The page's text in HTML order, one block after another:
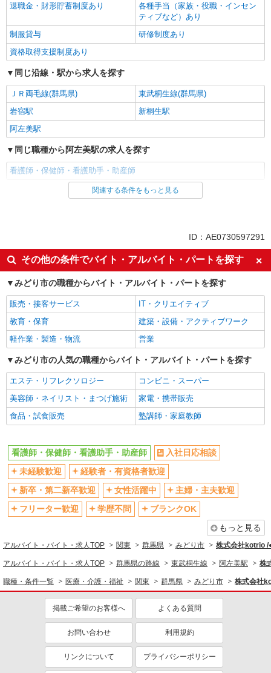
退職金・財形貯蓄制度あり
各種手当（家族・役職・インセン
ティブなど）あり
制服貸与
研修制度あり
資格取得支援制度あり
同じ沿線・駅から求人を探す
ＪＲ両毛線(群馬県)
東武桐生線(群馬県)
岩宿駅
新桐生駅
阿左美駅
同じ職種から阿左美駅の求人を探す
看護師・保健師・看護助手・助産師
同じ雇用形態から阿左美駅の求人を探す
入社日応相談
未経験歓迎
経験者・有資格者歓迎
新卒・第二新卒歓迎
女性活躍中
主婦・主夫歓迎
フリーター歓迎
学歴不問
ブランクOK
ミドル（40代～）活躍中
エルダー（50代～）活躍中
シニア（60代～）活躍中
高収入・高額
ボーナス・賞与あり
昇給あり
完全週休2日制
フルタイム歓迎
禁煙・分煙
駅直結・駅チカ
車通勤OK
残業少なめ（月20h未満）
交通費支給
社会保険あり
産休・育休取得実績あり
退職金・財形貯蓄制度あり
各種手当（家族・役職・インセン
ティブなど）あり
制服貸与
研修制度あり
同じ職種から求人を探す
看護師・保健師・看護助手・助産師
同じ特徴から求人を探す
ミドル（40代～）活躍中
ボーナス・賞与あり
車通勤OK
交通費支給
社会保険あり
関連する条件をもっと見る
ID：AE0730597291
その他の条件でバイト・アルバイト・パートを探す
みどり市の職種からバイト・アルバイト・パートを探す
販売・接客サービス
IT・クリエイティブ
教育・保育
建築・設備・アクティブワーク
軽作業・製造・物流
営業
みどり市の人気の職種からバイト・アルバイト・パートを探す
エステ・リフレクソロジー
コンビニ・スーパー
美容師・ネイリスト・まつげ施術
家電・携帯販売
食品・試食販売
塾講師・家庭教師
看護師・保健師・看護助手・助産師
入社日応相談
未経験歓迎
経験者・有資格者歓迎
新卒・第二新卒歓迎
女性活躍中
主婦・主夫歓迎
フリーター歓迎
学歴不問
ブランクOK
もっと見る
アルバイト・バイト・求人TOP 関東 群馬県 みどり市 株式会社kotrio /
アルバイト・バイト・求人TOP 群馬県の路線 東武桐生線 阿左美駅 株
職種・条件一覧 医療・介護・福祉 関東 群馬県 みどり市 株式会社
掲載ご希望のお客様へ よくある質問
お問い合わせ 利用規約
リンクについて プライバシーポリシー